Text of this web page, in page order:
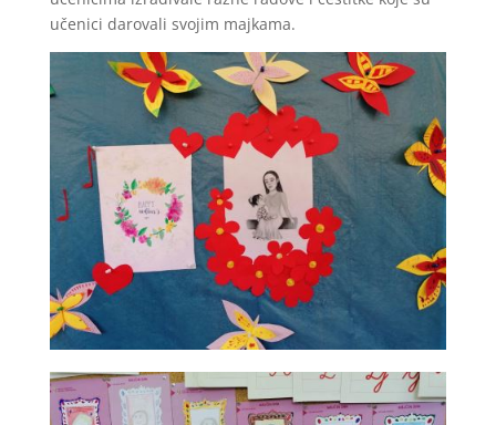
učenici darovali svojim majkama.